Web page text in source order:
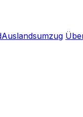
Auslandsumzug